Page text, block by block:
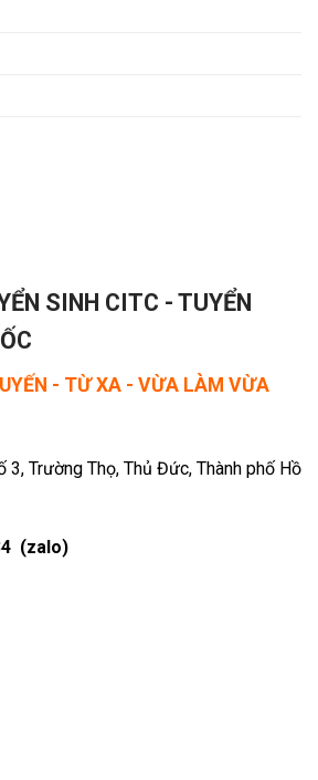
SINH CITC - TUYỂN
- TỪ XA - VỪA LÀM VỪA
Trường Thọ, Thủ Đức, Thành phố Hồ
(zalo)